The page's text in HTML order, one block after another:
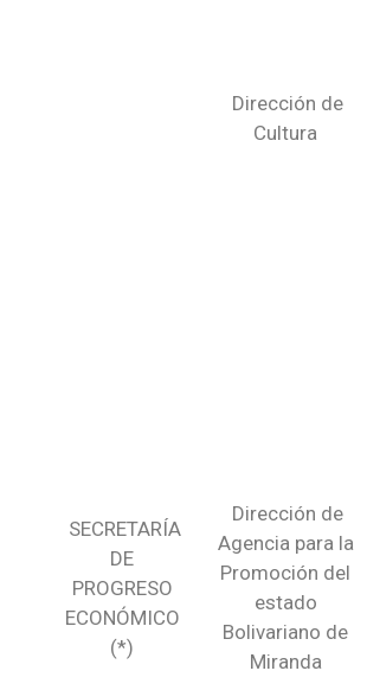
Dirección de
Cultura
SECRETARÍA
DE
PROGRESO
ECONÓMICO
(*)
Dirección de
Agencia para la
Promoción del
estado
Bolivariano de
Miranda